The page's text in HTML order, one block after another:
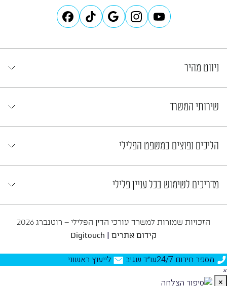
ניווט מהיר
שירותי המשרד
הליכים נפוצים במשפט הפלילי
מדריכים לשימוש בכל עניין פלילי
הזכויות שמורות למשרד עורכי הדין הפלילי – רוטנברג 2026
קידום אתרים |
Digitouch
מספר חירום 24/7 עו״ד שגיב לייעוץ ראשוני
×
×